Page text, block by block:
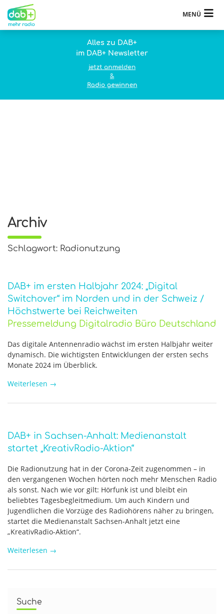
MENÜ
Alles zu DAB+
im DAB+ Newsletter
jetzt anmelden
&
Radio gewinnen
Archiv
Schlagwort: Radionutzung
DAB+ im ersten Halbjahr 2024: „Digital
Switchover“ im Norden und in der Schweiz /
Höchstwerte bei Reichweiten
Pressemeldung Digitalradio Büro Deutschland
Das digitale Antennenradio wächst im ersten Halbjahr weiter
dynamisch. Die wichtigsten Entwicklungen der ersten sechs
Monate 2024 im Überblick.
Weiterlesen →
DAB+ in Sachsen-Anhalt: Medienanstalt
startet „KreativRadio-Aktion“
Die Radionutzung hat in der Corona-Zeit zugenommen – in
den vergangenen Wochen hörten noch mehr Menschen Radio
als sonst. Nach wie vor gilt: Hörfunk ist und bleibt ein
beliebtes Tagesbegleitmedium. Um auch Kindern und
Jugendlichen die Vorzüge des Radiohörens näher zu bringen,
startet die Medienanstalt Sachsen-Anhalt jetzt eine
„KreativRadio-Aktion“.
Weiterlesen →
Suche